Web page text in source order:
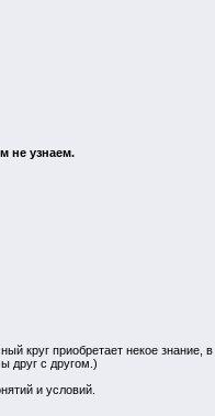
не узнаем.
круг приобретает некое знание,
друг с другом.)
и условий.